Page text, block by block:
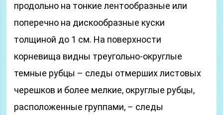
продольно на тонкие лентообразные или
поперечно на дискообразные куски
толщиной до 1 см. На поверхности
корневища видны треугольно-округлые
темные рубцы – следы отмерших листовых
черешков и более мелкие, округлые рубцы,
расположенные группами, – следы